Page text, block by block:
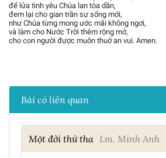
để lửa tình yêu Chúa lan tỏa dần,
đem lại cho gian trần sự sống mới,
như Chúa từng mong ước mãi không ngơi,
và làm cho Nước Trời thêm rộng mở,
cho con người được muôn thuở an vui. Amen.
Bài có liên quan
Một đời thứ tha Lm. Minh Anh